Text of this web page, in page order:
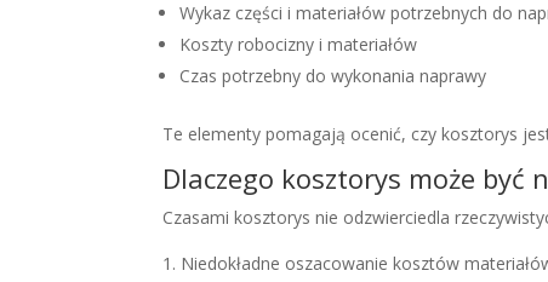
Wykaz części i materiałów potrzebnych do
Koszty robocizny i materiałów
Czas potrzebny do wykonania naprawy
Te elementy pomagają ocenić, czy kosztorys
Dlaczego kosztorys może być
Czasami kosztorys nie odzwierciedla
Niedokładne oszacowanie kosztów